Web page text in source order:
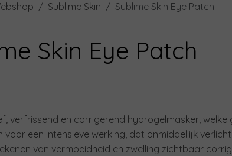
Sublime Skin Sublime Skin Eye Patch
Skin Eye Patch
verfrissend en corrigerend hydrogelmasker, welke
voor een intensieve werking, dat onmiddellijk
van vermoeidheid en zwelling zichtbaar